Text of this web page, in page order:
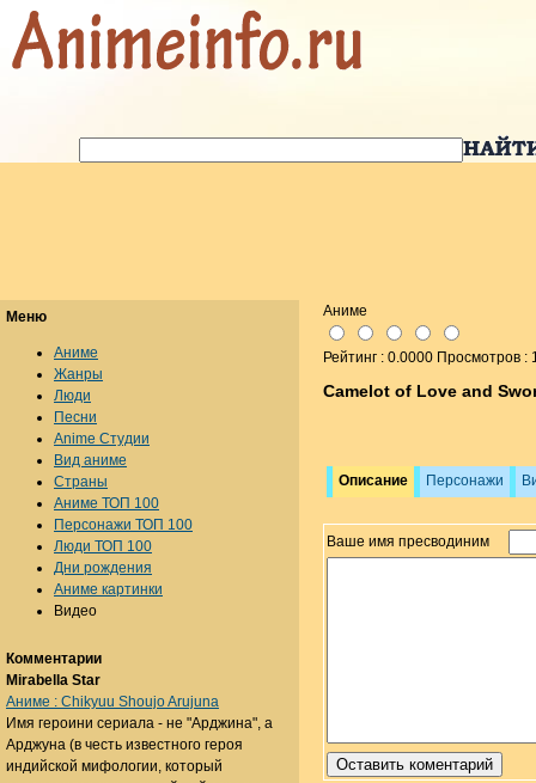
Аниме
Рейтинг : 0.0000 Просмотров :
Camelot of Love and
Описание Персонажи
Ваше имя пресводиним
Меню
Аниме
Жанры
Люди
Песни
Anime Студии
Вид аниме
Страны
Аниме ТОП 100
Персонажи ТОП 100
Люди ТОП 100
Дни рождения
Аниме картинки
Видео
Комментарии
Mirabella Star
Аниме : Chikyuu Shoujo Arujuna
Имя героини сериала - не "Арджина", а
Арджуна (в честь известного героя
индийской мифологии, который